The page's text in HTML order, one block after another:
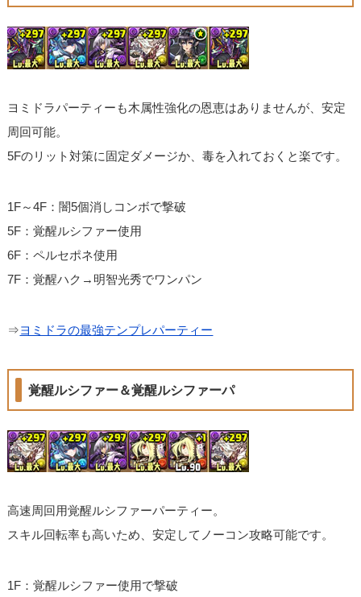
ヨミドラパーティーも木属性強化の恩恵はありませんが、安定
周回可能。
5Fのリット対策に固定ダメージか、毒を入れておくと楽です。
1F～4F：闇5個消しコンボで撃破
5F：覚醒ルシファー使用
6F：ペルセポネ使用
7F：覚醒ハク→明智光秀でワンパン
⇒ヨミドラの最強テンプレパーティー
覚醒ルシファー＆覚醒ルシファーパ
高速周回用覚醒ルシファーパーティー。
スキル回転率も高いため、安定してノーコン攻略可能です。
1F：覚醒ルシファー使用で撃破